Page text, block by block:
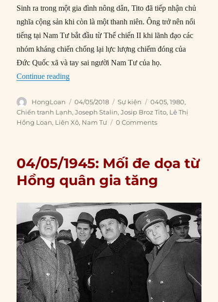
Sinh ra trong một gia đình nông dân, Tito đã tiếp nhận chủ
nghĩa cộng sản khi còn là một thanh niên. Ông trở nên nổi
tiếng tại Nam Tư bắt đầu từ Thế chiến II khi lãnh đạo các
nhóm kháng chiến chống lại lực lượng chiếm đóng của
Đức Quốc xã và tay sai người Nam Tư của họ.
Continue reading“04/05/1980: Tito qua đời”
Author
HongLoan
Posted
on
04/05/2018 Categories
Sự kiện Tags
0405,1980,
Chiến tranh Lạnh,Joseph Stalin,Josip Broz Tito, Lê Thị
Hồng Loan, Liên Xô, Nam Tư 0 Comments
04/05/1945: Mối đe dọa từ
Hồng quân gia tăng